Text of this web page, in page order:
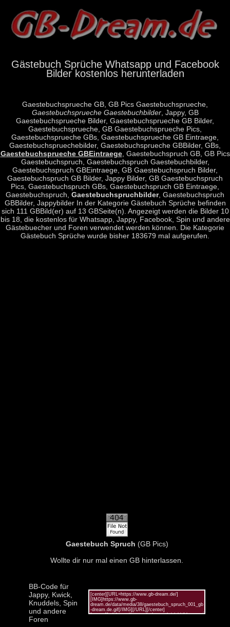
Gästebuch Sprüche Whatsapp und Facebook
Bilder kostenlos herunterladen
Gaestebuchsprueche GB, GB Pics Gaestebuchsprueche,
Gaestebuchsprueche Gaestebuchbilder, Jappy, GB
Gaestebuchsprueche Bilder, Gaestebuchsprueche GB Bilder,
Gaestebuchsprueche, GB Gaestebuchsprueche Pics,
Gaestebuchsprueche GBs, Gaestebuchsprueche GB Eintraege,
Gaestebuchspruechebilder, Gaestebuchsprueche GBBilder, GBs,
Gaestebuchsprueche GBEintraege, Gaestebuchspruch GB, GB Pics
Gaestebuchspruch, Gaestebuchspruch Gaestebuchbilder,
Gaestebuchspruch GBEintraege, GB Gaestebuchspruch Bilder,
Gaestebuchspruch GB Bilder, Jappy Bilder, GB Gaestebuchspruch
Pics, Gaestebuchspruch GBs, Gaestebuchspruch GB Eintraege,
Gaestebuchspruch, Gaestebuchspruchbilder, Gaestebuchspruch
GBBilder, Jappybilder In der Kategorie Gästebuch Sprüche befinden
sich 111 GBBild(er) auf 13 GBSeite(n). Angezeigt werden die Bilder 10
bis 18, die kostenlos für Whatsapp, Jappy, Facebook, Spin und andere
Gästebuecher und Foren verwendet werden können. Die Kategorie
Gästebuch Sprüche wurde bisher 183679 mal aufgerufen.
Gaestebuch Spruch (GB Pics)
Wollte dir nur mal einen GB hinterlassen.
BB-Code für
Jappy, Kwick,
Knuddels, Spin
und andere
Foren